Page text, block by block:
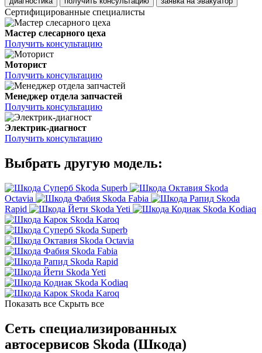
Сертифицированные специалисты
Мастер слесарного цеха
Получить консультацию
Моторист
Получить консультацию
Менеджер отдела запчастей
Получить консультацию
Электрик-диагност
Получить консультацию
Выбрать другую модель:
Skoda Superb
Skoda
Octavia
Skoda Fabia
Skoda
Rapid
Skoda Yeti
Skoda Kodiaq
Skoda Karoq
Skoda Superb
Skoda Octavia
Skoda Fabia
Skoda Rapid
Skoda Yeti
Skoda Kodiaq
Skoda Karoq
Показать все Скрыть все
Сеть специализированных
автосервисов Skoda (Шкода)